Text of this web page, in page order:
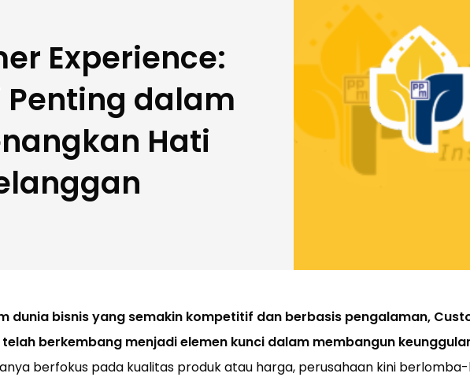
Experience:
dalam
Hati
dunia bisnis yang semakin kompetitif dan berbasis pengalaman,
berkembang menjadi elemen kunci dalam membangun
berfokus pada kualitas produk atau harga, perusahaan kini